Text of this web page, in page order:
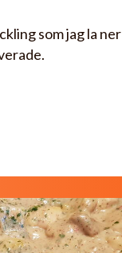
som jag la ner